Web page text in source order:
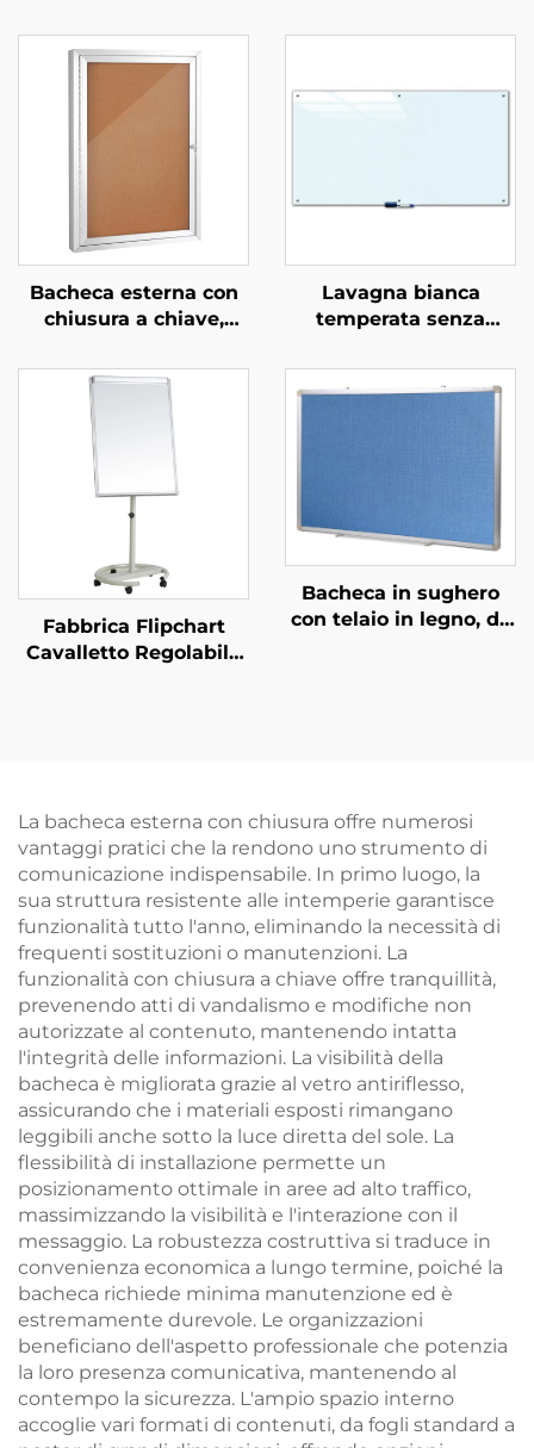
Bacheca esterna con
chiusura a chiave,
resistente alle
intemperie con porta
con lucchetto, telaio in
alluminio per
montaggio a parete
Lavagna bianca
temperata senza
magnetica in vetro
temperato per aula e
Fabbrica Flipchart
Cavalletto Regolabile
Bacheca in sughero
con telaio in legno, da
La bacheca esterna con chiusura offre numerosi
vantaggi pratici che la rendono uno strumento di
comunicazione indispensabile. In primo luogo, la
sua struttura resistente alle intemperie garantisce
funzionalità tutto l'anno, eliminando la necessità di
frequenti sostituzioni o manutenzioni. La
funzionalità con chiusura a chiave offre tranquillità,
prevenendo atti di vandalismo e modifiche non
autorizzate al contenuto, mantenendo intatta
l'integrità delle informazioni. La visibilità della
bacheca è migliorata grazie al vetro antiriflesso,
assicurando che i materiali esposti rimangano
leggibili anche sotto la luce diretta del sole. La
flessibilità di installazione permette un
posizionamento ottimale in aree ad alto traffico,
massimizzando la visibilità e l'interazione con il
messaggio. La robustezza costruttiva si traduce in
convenienza economica a lungo termine, poiché la
bacheca richiede minima manutenzione ed è
estremamente durevole. Le organizzazioni
beneficiano dell'aspetto professionale che potenzia
la loro presenza comunicativa, mantenendo al
contempo la sicurezza. L'ampio spazio interno
accoglie vari formati di contenuti, da fogli standard a